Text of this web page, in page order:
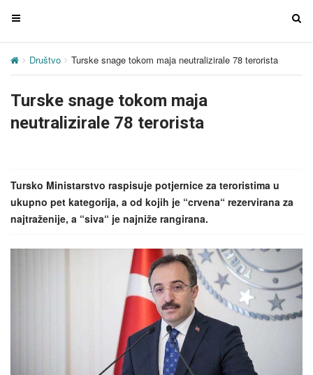
T
g
e
n
g
a
t
o
T
a
o
n
Društvo Turske snage tokom maja neutralizirale 78 terorista
Turske snage tokom maja
neutralizirale 78 terorista
Tursko Ministarstvo raspisuje potjernice za teroristima u
ukupno pet kategorija, a od kojih je “crvena“ rezervirana za
najtraženije, a “siva“ je najniže rangirana.